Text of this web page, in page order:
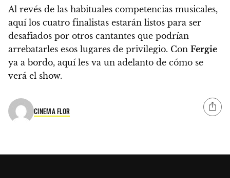
Al revés de las habituales competencias musicales,
aquí los cuatro finalistas estarán listos para ser
desafiados por otros cantantes que podrían
arrebatarles esos lugares de privilegio. Con Fergie
ya a bordo, aquí les va un adelanto de cómo se
verá el show.
CINEMA FLOR